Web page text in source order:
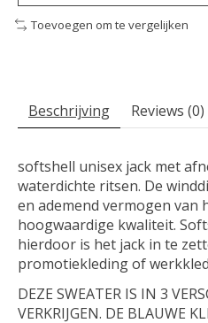
Toevoegen om te vergelijken
Beschrijving Reviews (0)
softshell unisex jack met
waterdichte ritsen. De
en ademend vermogen van
hoogwaardige kwaliteit.
hierdoor is het jack in te
promotiekleding of
DEZE SWEATER IS IN 3
VERKRIJGEN. DE BLAUWE